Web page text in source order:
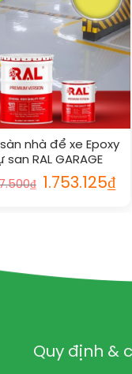
nhà để xe Epoxy
san RAL GARAGE
GUARD SL 1016
₫ 1.753.125₫
Quy định &